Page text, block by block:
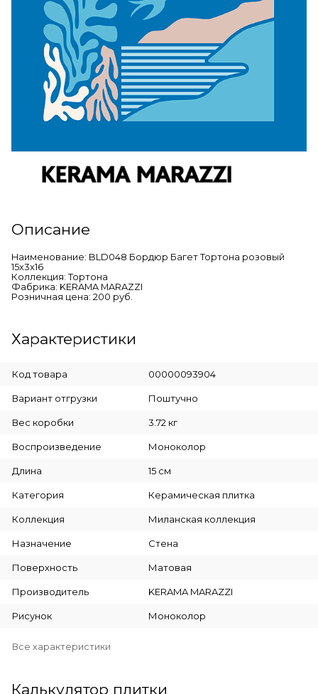
Описание
Наименование: BLD048 Бордюр Багет Тортона розовый
15x3x16
Коллекция: Тортона
Фабрика: KERAMA MARAZZI
Розничная цена: 200 руб.
Характеристики
Код товара 00000093904
Вариант отгрузки Поштучно
Вес коробки 3.72 кг
Воспроизведение Моноколор
Длина 15 см
Категория Керамическая плитка
Коллекция Миланская коллекция
Назначение Стена
Поверхность Матовая
Производитель KERAMA MARAZZI
Рисунок Моноколор
Все характеристики
Калькулятор плитки